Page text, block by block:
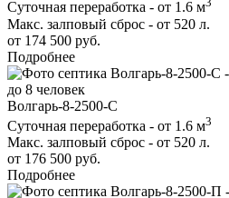
Суточная переработка - от 1.6 м
Макс. залповый сброс - от 520 л.
от 174 500 руб.
Подробнее
до 8 человек
Волгарь-8-2500-С
Суточная переработка - от 1.6 м3
Макс. залповый сброс - от 520 л.
от 176 500 руб.
Подробнее